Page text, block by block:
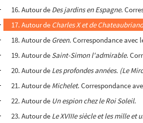
16. Autour de Des jardins en Espagne.
17. Autour de Charles X et de
18. Autour de Green. Correspondance avec
19. Autour de Saint-Simon l'admirable.
20. Autour de Les profondes années. (Le
21. Autour de Michelet. Correspondance
22. Autour de Un espion chez le Roi Soleil.
23. Autour de Le XVIIIe siècle et les mille et